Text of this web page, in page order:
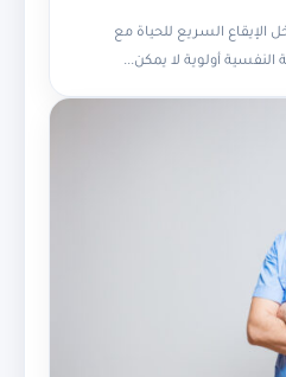
الإيقاع السريع للحياة مع
النفسية أولوية لا يمكن...